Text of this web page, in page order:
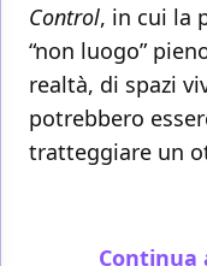
Control, in cui la
“non luogo”
realtà, di spazi
potrebbero
tratteggiare un
Continua